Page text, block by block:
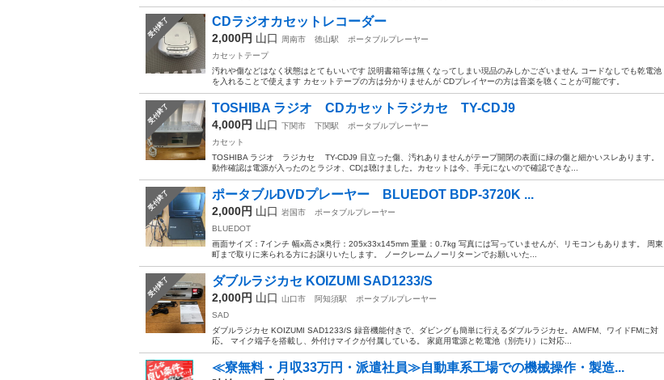
受付終了 CDラジオカセットレコーダー
2,000円 山口 周南市 徳山駅
ポータブルプレーヤー
カセットテープ
汚れや傷などはなく状態はとてもいいです 説明書箱等は無くなってしまい現品のみしかございません コードなしでも乾電池
を入れることで使えます カセットテープの方は分かりませんが CDプレイヤーの方は音楽を聴くことが可能です。
受付終了 TOSHIBA ラジオ CDカセットラジカセ TY-CDJ9
4,000円 山口 下関市 下関駅
ポータブルプレーヤー
カセット
TOSHIBA ラジオ ラジカセ TY-CDJ9 目立った傷、汚れありませんがテープ開閉の表面に緑の傷と細かいスレあります。
動作確認は電源が入ったのとラジオ、CDは聴けました。カセットは今、手元にないので確認できな...
受付終了 ポータブルDVDプレーヤー BLUEDOT BDP-3720K ...
2,000円 山口 岩国市
ポータブルプレーヤー
BLUEDOT
画面サイズ：7インチ 幅x高さx奥行：205x33x145mm 重量：0.7kg 写真には写っていませんが、リモコンもあります。 周東
町まで取りに来られる方にお譲りいたします。 ノークレームノーリターンでお願いいた...
受付終了 ダブルラジカセ KOIZUMI SAD1233/S
2,000円 山口 山口市 阿知須駅
ポータブルプレーヤー
SAD
ダブルラジカセ KOIZUMI SAD1233/S 録音機能付きで、ダビングも簡単に行えるダブルラジカセ。AM/FM、ワイドFMに対
応。 マイク端子を搭載し、外付けマイクが付属している。 家庭用電源と乾電池（別売り）に対応...
≪寮無料・月収33万円・派遣社員≫自動車系工場での機械操作・製造...